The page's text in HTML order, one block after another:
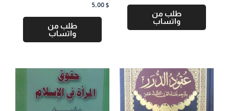
طلب من
واتساب
5,00 $
طلب من
واتساب